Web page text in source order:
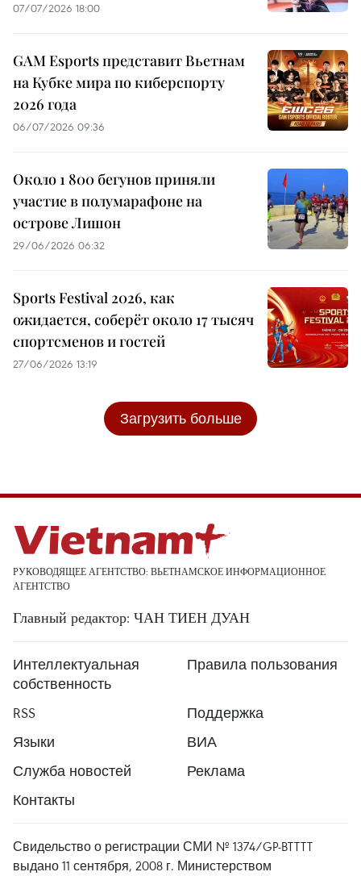
07/07/2026 18:00
GAM Esports представит Вьетнам
на Кубке мира по киберспорту
2026 года
06/07/2026 09:36
Около 1 800 бегунов приняли
участие в полумарафоне на
острове Лишон
29/06/2026 06:32
Sports Festival 2026, как
ожидается, соберёт около 17 тысяч
спортсменов и гостей
27/06/2026 13:19
Загрузить больше
РУКОВОДЯЩЕЕ АГЕНТСТВО: ВЬЕТНАМСКОЕ ИНФОРМАЦИОННОЕ
АГЕНТСТВО
Главный редактор: ЧАН ТИЕН ДУАН
Интеллектуальная
собственность
Правила пользования
RSS
Поддержка
Языки
ВИА
Служба новостей
Реклама
Контакты
Свидельство о регистрации СМИ № 1374/GP-BTTTT
выдано 11 сентября, 2008 г. Министерством